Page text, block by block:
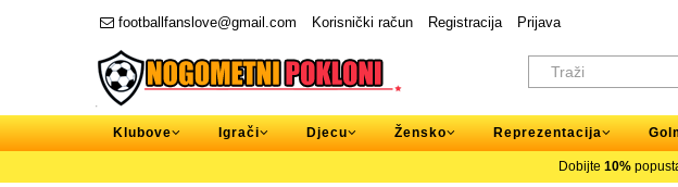
footballfanslove@gmail.com Korisnički račun Registracija Prijava
Klubove Igrači Djecu Žensko Reprezentacija
Dobijte 10%